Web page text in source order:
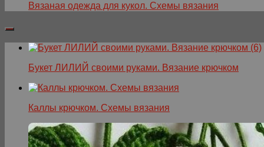
Вязаная одежда для кукол. Схемы вязания
Букет ЛИЛИЙ своими руками. Вязание крючком
Каллы крючком. Схемы вязания